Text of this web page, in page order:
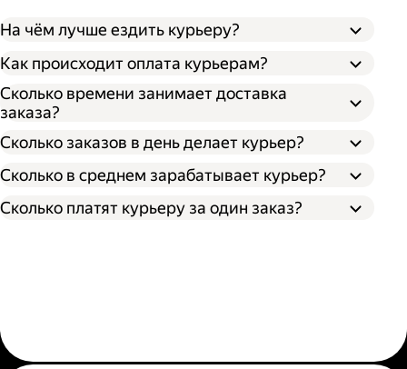
На чём лучше ездить курьеру?
Как происходит оплата курьерам?
Сколько времени занимает доставка
заказа?
Сколько заказов в день делает курьер?
Сколько в среднем зарабатывает курьер?
Сколько платят курьеру за один заказ?